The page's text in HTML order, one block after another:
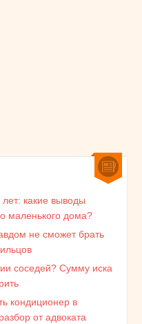
какие выводы
маленького дома?
не сможет брать
соседей? Сумму иска
кондиционер в
от адвоката